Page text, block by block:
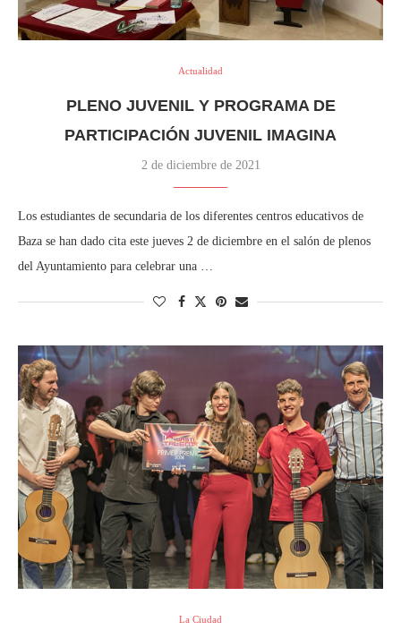
Actualidad
PLENO JUVENIL Y PROGRAMA DE
PARTICIPACIÓN JUVENIL IMAGINA
2 de diciembre de 2021
Los estudiantes de secundaria de los diferentes centros educativos de
Baza se han dado cita este jueves 2 de diciembre en el salón de plenos
del Ayuntamiento para celebrar una …
La Ciudad